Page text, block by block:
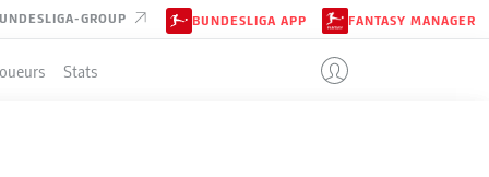
GROUP BUNDESLIGA APP FANTASY MANAGER
Stats